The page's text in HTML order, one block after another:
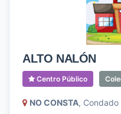
ALTO NALÓN
Centro Público
NO CONSTA, Condado